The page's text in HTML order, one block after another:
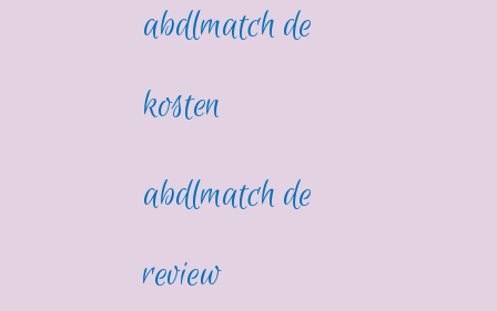
abdlmatch de
kosten
abdlmatch de
review